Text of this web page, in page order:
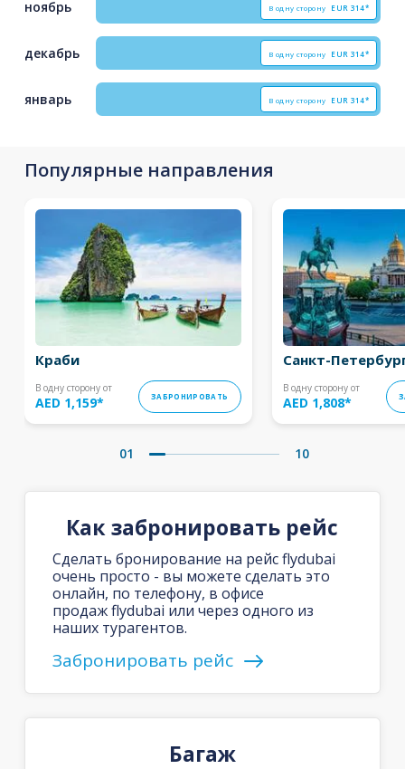
ноябрь В одну сторону EUR 314*
декабрь В одну сторону EUR 314*
январь В одну сторону EUR 314*
Популярные направления
Краби
В одну сторону от
AED 1,159* ЗАБРОНИРОВАТЬ
Санкт-
В одну сторону от
AED 1,808*
01 10
Как забронировать рейс
Сделать бронирование на рейс flydubai
очень просто - вы можете сделать это
онлайн, по телефону, в офисе
продаж flydubai или через одного из
наших турагентов.
Забронировать рейс
Багаж